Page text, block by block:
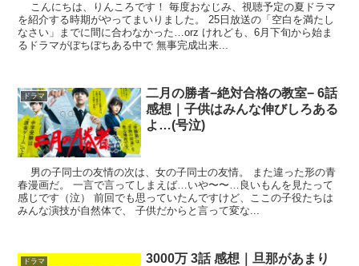
こんにちは、りんころです！ 毎度おなじみ、視聴予定の夏ドラマ
を紹介する時期がやってまいりました。 25日放送の「空白を満たし
なさい」までに間に合わなかった…orz けれども、6月下旬から始ま
るドラマがぼちぼちある中で 無事完成出来...
ドラマ
二月の勝者−絶対合格の教室− 6話
感想｜子供はみんな伸びしろある
よ…(号泣)
男の子同士の友情の次は、女の子同士の友情。 また違った形の青
春漫画だ。 一言で言ってしまえば…いや〜〜…良いもんを見たって
感じです（泣） 前回でも思っていたんですけど、ここの子役たちは
みんな演技が自然体で、 子供だからと言って変な...
ドラマ
3000万 3話 感想｜旦那があまり